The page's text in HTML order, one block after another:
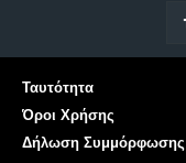
Ταυτότητα
Όροι Χρήσης
Δήλωση Συμμόρφωσης